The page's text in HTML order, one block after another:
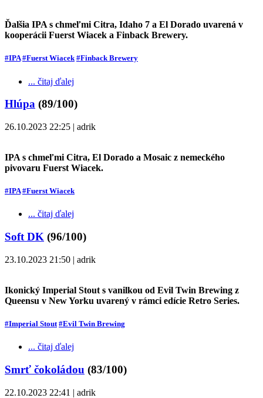
Ďalšia IPA s chmeľmi Citra, Idaho 7 a El Dorado uvarená v
kooperácii Fuerst Wiacek a Finback Brewery.
#IPA #Fuerst Wiacek #Finback Brewery
... čitaj ďalej
Hlúpa (89/100)
26.10.2023 22:25 | adrik
IPA s chmeľmi Citra, El Dorado a Mosaic z nemeckého
pivovaru Fuerst Wiacek.
#IPA #Fuerst Wiacek
... čitaj ďalej
Soft DK (96/100)
23.10.2023 21:50 | adrik
Ikonický Imperial Stout s vanilkou od Evil Twin Brewing z
Queensu v New Yorku uvarený v rámci edície Retro Series.
#Imperial Stout #Evil Twin Brewing
... čitaj ďalej
Smrť čokoládou (83/100)
22.10.2023 22:41 | adrik